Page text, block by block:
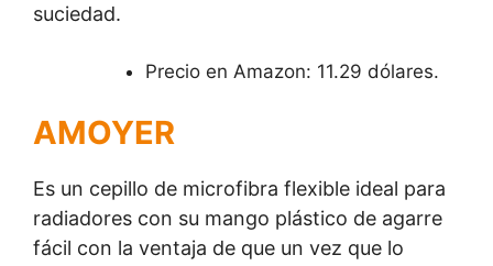
suciedad.
Precio en Amazon: 11.29 dólares.
AMOYER
Es un cepillo de microfibra flexible ideal para
radiadores con su mango plástico de agarre
fácil con la ventaja de que un vez que lo